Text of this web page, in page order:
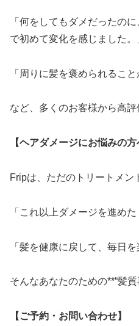
「何をしてもダメだったの
で初めて変化を感じました。
「周りに髪を褒められること
など、多くのお客様から高評
【ヘアダメージにお悩みの方
Fripは、ただのトリートメン
「これ以上ダメージを進めた
「髪を健康に戻して、毎日
そんなあなたのための**“髪質
【ご予約・お問い合わせ】